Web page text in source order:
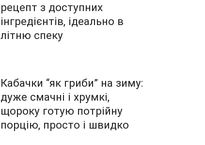
рецепт з доступних
інгредієнтів, ідеально в
літню спеку
Кабачки “як гриби” на зиму:
дуже смачні і хрумкі,
щороку готую потрійну
порцію, просто і швидко